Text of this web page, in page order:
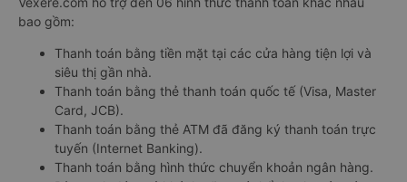
bao gồm:
Thanh toán bằng tiền mặt tại các cửa hàng tiện lợi và
siêu thị gần nhà.
Thanh toán bằng thẻ thanh toán quốc tế (Visa, Master
Card, JCB).
Thanh toán bằng thẻ ATM đã đăng ký thanh toán trực
tuyến (Internet Banking).
Thanh toán bằng hình thức chuyển khoản ngân hàng.